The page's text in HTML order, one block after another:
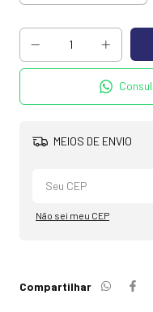
MEIOS DE ENVIO
Não sei meu CEP
Compartilhar